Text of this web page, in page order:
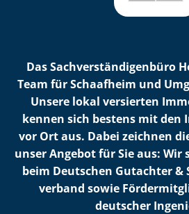
Das Sach­ver­stän­di­gen­bü­ro
Team für Schaafheim und
Unsere lokal versierten
kennen sich bestens mit den
vor Ort aus. Dabei zeichnen
unser Angebot für Sie aus: Wir
beim Deutschen Gutachter
ver­band sowie
deutscher